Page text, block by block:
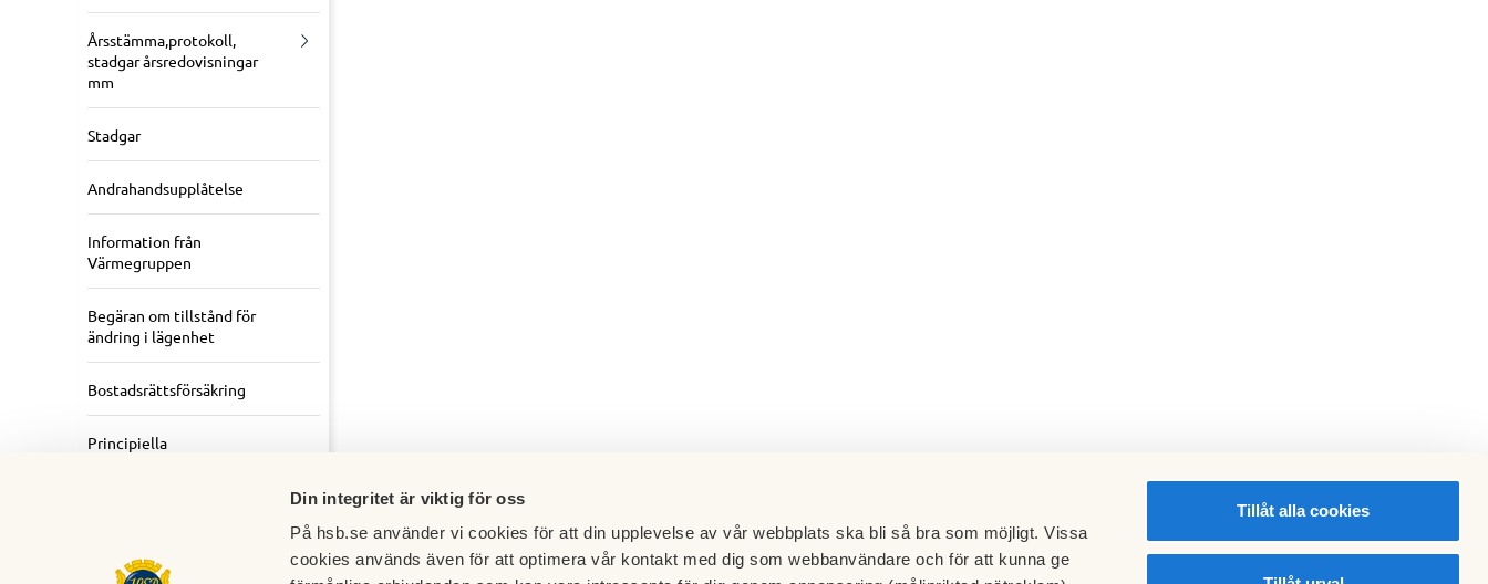
Din integritet är viktig för oss
På hsb.se använder vi cookies för att din upplevelse av vår webbplats ska bli så bra som möjligt. Vissa
cookies används även för att optimera vår kontakt med dig som webbanvändare och för att kunna ge
Tillåt alla cookies
Årsstämma,protokoll,
stadgar årsredovisningar
mm
Stadgar
Andrahandsupplåtelse
Information från
Värmegruppen
Begäran om tillstånd för
ändring i lägenhet
Bostadsrättsförsäkring
Principiella